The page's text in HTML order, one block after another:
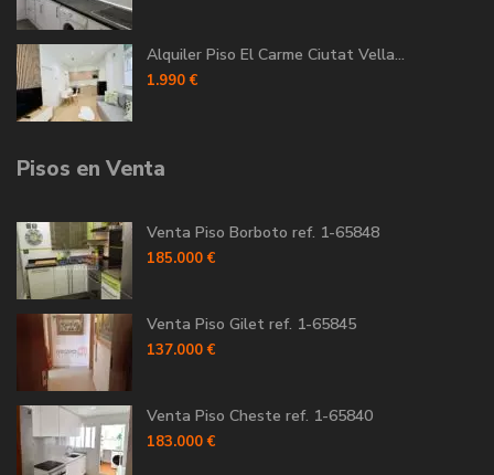
Alquiler Piso El Carme Ciutat Vella...
1.990 €
Pisos en Venta
Venta Piso Borboto ref. 1-65848
185.000 €
Venta Piso Gilet ref. 1-65845
137.000 €
Venta Piso Cheste ref. 1-65840
183.000 €